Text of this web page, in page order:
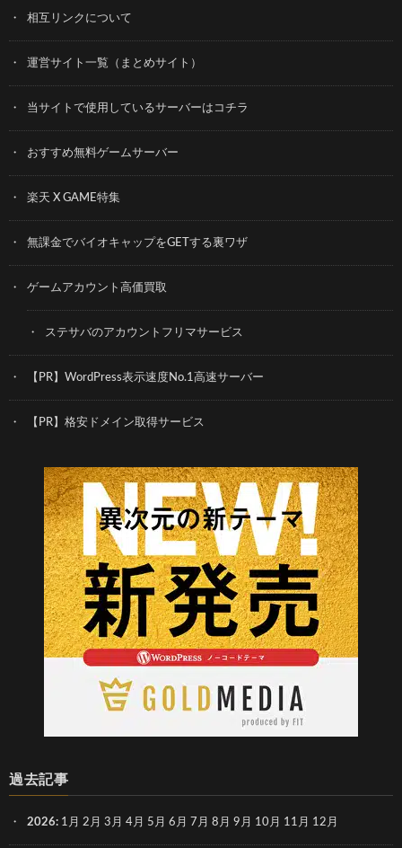
相互リンクについて
運営サイト一覧（まとめサイト）
当サイトで使用しているサーバーはコチラ
おすすめ無料ゲームサーバー
楽天 X GAME特集
無課金でバイオキャップをGETする裏ワザ
ゲームアカウント高価買取
ステサバのアカウントフリマサービス
【PR】WordPress表示速度No.1高速サーバー
【PR】格安ドメイン取得サービス
過去記事
2026: 1月 2月 3月 4月 5月 6月 7月 8月 9月 10月 11月 12月